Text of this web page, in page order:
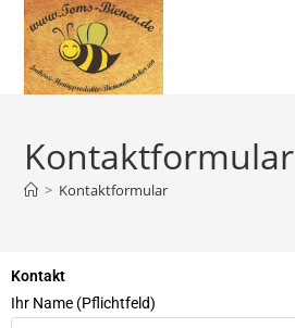
Kontaktformular
> Kontaktformular
Kontakt
Ihr Name (Pflichtfeld)